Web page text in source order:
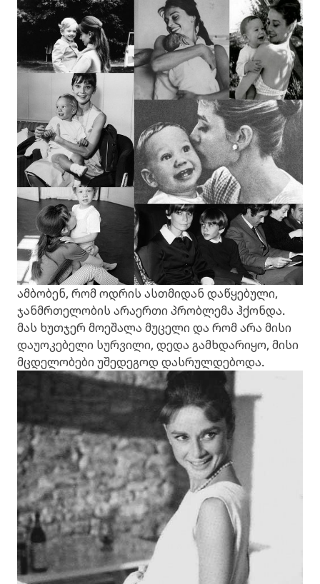
ამბობენ, რომ ოდრის ასთმიდან დაწყებული,
ჯანმრთელობის არაერთი პრობლემა ჰქონდა.
მას ხუთჯერ მოეშალა მუცელი და რომ არა მისი
დაუოკებელი სურვილი, დედა გამხდარიყო, მისი
მცდელობები უშედეგოდ დასრულდებოდა.